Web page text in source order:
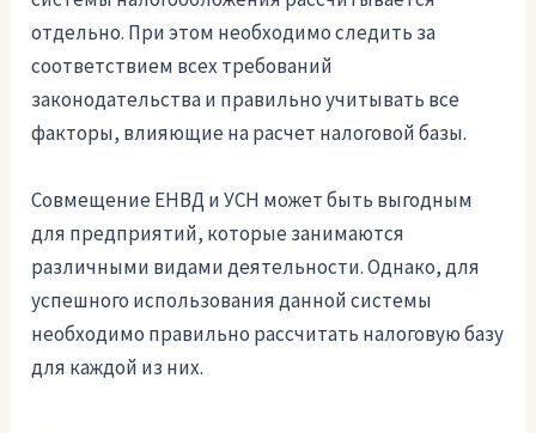
отдельно. При этом необходимо следить за
соответствием всех требований
законодательства и правильно учитывать все
факторы, влияющие на расчет налоговой базы.
Совмещение ЕНВД и УСН может быть выгодным
для предприятий, которые занимаются
различными видами деятельности. Однако, для
успешного использования данной системы
необходимо правильно рассчитать налоговую базу
для каждой из них.